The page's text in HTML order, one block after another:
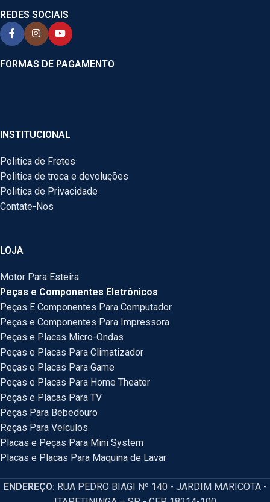
REDES SOCIAIS
FORMAS DE PAGAMENTO
INSTITUCIONAL
Politica de Fretes
Politica de troca e devoluções
Politica de Privacidade
Contate-Nos
LOJA
Motor Para Esteira
Peças e Componentes Eletrônicos
Peças E Componentes Para Computador
Peças e Componentes Para Impressora
Peças e Placas Micro-Ondas
Peças e Placas Para Climatizador
Peças e Placas Para Game
Peças e Placas Para Home Theater
Peças e Placas Para TV
Peças Para Bebedouro
Peças Para Veículos
Placas e Peças Para Mini System
Placas e Placas Para Maquina de Lavar
ENDEREÇO: RUA PEDRO BIAGI Nº 140 - JARDIM MARICOTA -